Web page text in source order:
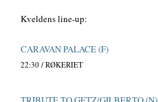
Kveldens line-up:
CARAVAN PALACE (F)
22:30 / RØKERIET